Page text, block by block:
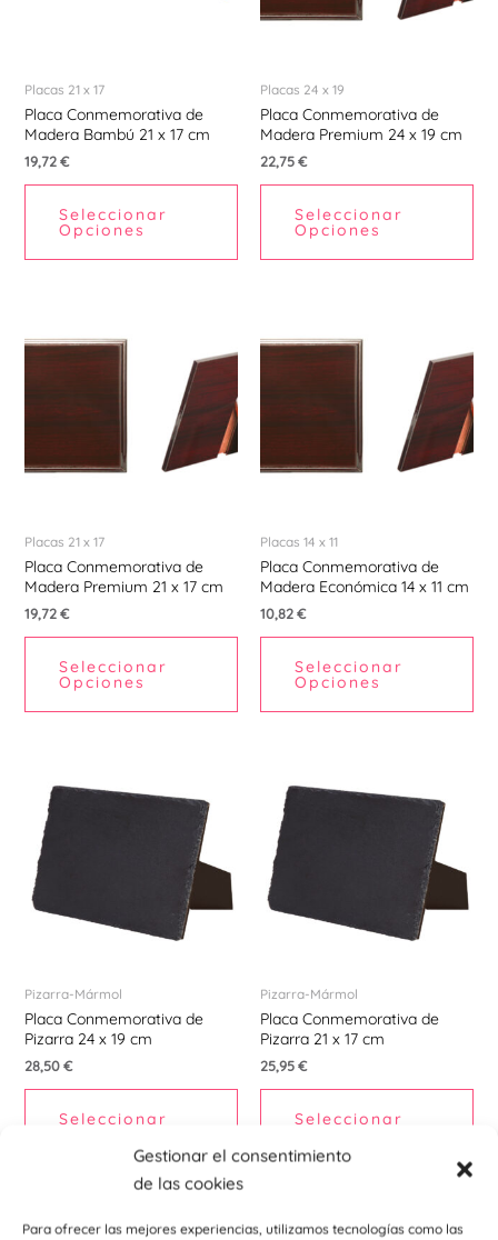
Gestionar el consentimiento
de las cookies
Para ofrecer las mejores experiencias, utilizamos tecnologías como las
Placas 21 x 17
Placa Conmemorativa de
Madera Bambú 21 x 17 cm
19,72€
Seleccionar
Opciones
Placas 24 x 19
Placa Conmemorativa de
Madera Premium 24 x 19 cm
22,75€
Seleccionar
Opciones
Placas 21 x 17
Placa Conmemorativa de
Madera Premium 21 x 17 cm
19,72€
Seleccionar
Opciones
Placas 14 x 11
Placa Conmemorativa de
Madera Económica 14 x 11 cm
10,82€
Seleccionar
Opciones
Pizarra-Mármol
Placa Conmemorativa de
Pizarra 24 x 19 cm
28,50€
Seleccionar
Pizarra-Mármol
Placa Conmemorativa de
Pizarra 21 x 17 cm
25,95€
Seleccionar